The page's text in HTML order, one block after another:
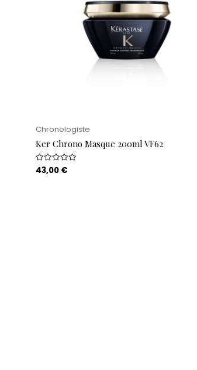
Chronologiste
Ker Chrono Masque 200ml VF62
Rated
0
43,00 €